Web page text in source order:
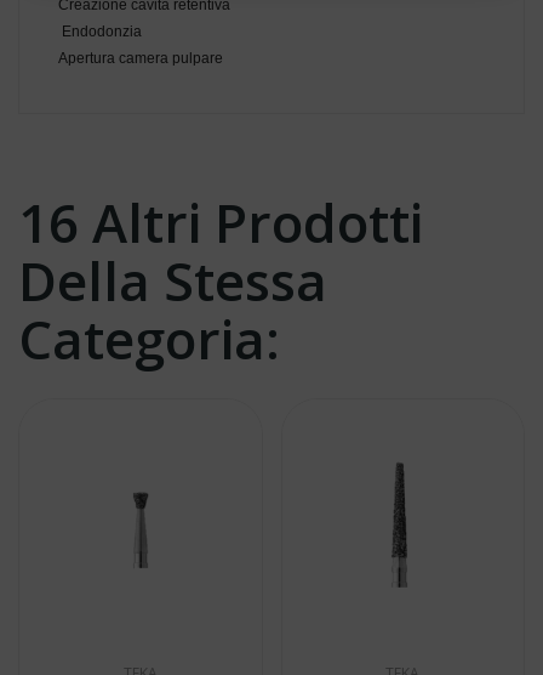
Creazione cavità retentiva
Endodonzia
Apertura camera pulpare
16 Altri Prodotti
Della Stessa
Categoria: